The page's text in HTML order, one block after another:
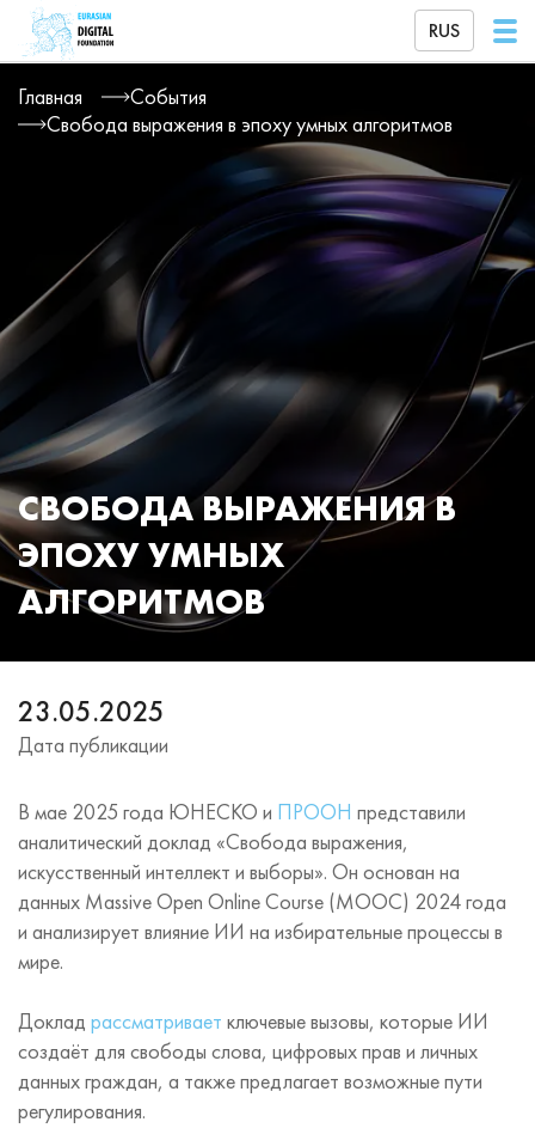
RUS
Главная
События
Свобода выражения в эпоху умных алгоритмов
СВОБОДА ВЫРАЖЕНИЯ В
ЭПОХУ УМНЫХ
АЛГОРИТМОВ
23.05.2025
Дата публикации
В мае 2025 года ЮНЕСКО и ПРООН представили
аналитический доклад «Свобода выражения,
искусственный интеллект и выборы». Он основан на
данных Massive Open Online Course (MOOC) 2024 года
и анализирует влияние ИИ на избирательные процессы в
мире.
Доклад рассматривает ключевые вызовы, которые ИИ
создаёт для свободы слова, цифровых прав и личных
данных граждан, а также предлагает возможные пути
регулирования.